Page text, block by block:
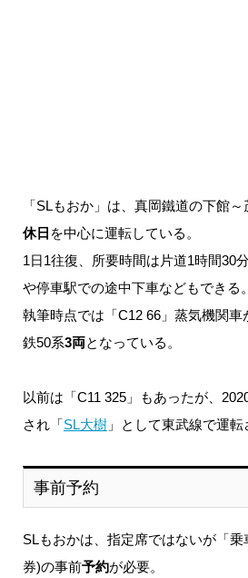
「SLもおか」は、真岡鐵道の下館～
休日 を中心に運転している。
1日1往復、所要時間は片道1時間30
や停車駅での途中下車などもできる。
執筆時点では「C12 66」蒸気機関
鉄50系3両となっている。
以前は「C11 325」もあったが、
され「SL大樹」として東武線で運転
事前予約
SLもおかは、指定席ではないが「
券)の事前予約が必要。